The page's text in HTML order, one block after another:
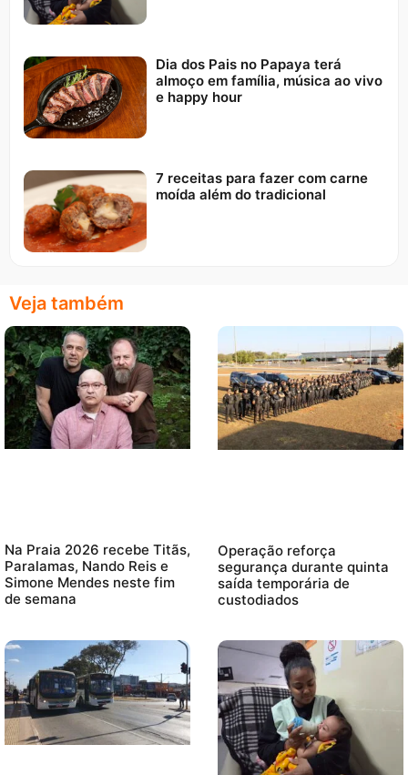
Dia dos Pais no Papaya terá
almoço em família, música ao vivo
e happy hour
7 receitas para fazer com carne
moída além do tradicional
Veja também
Na Praia 2026 recebe Titãs,
Paralamas, Nando Reis e
Simone Mendes neste fim
de semana
Operação reforça
segurança durante quinta
saída temporária de
custodiados